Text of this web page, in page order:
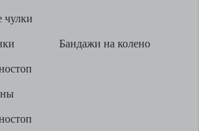
чулки
Бандажи на колено